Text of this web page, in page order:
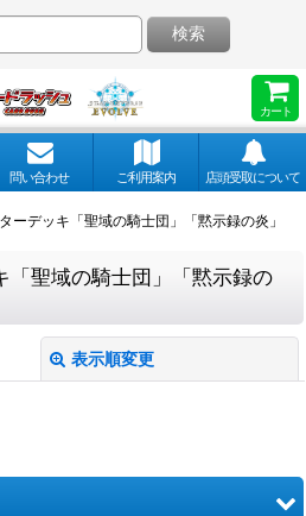
カート
検索
問い合わせ ご利用案内 店頭受取について
ーデッキ「聖域の騎士団」「黙示録の炎」
「聖域の騎士団」「黙示録の
表示順変更